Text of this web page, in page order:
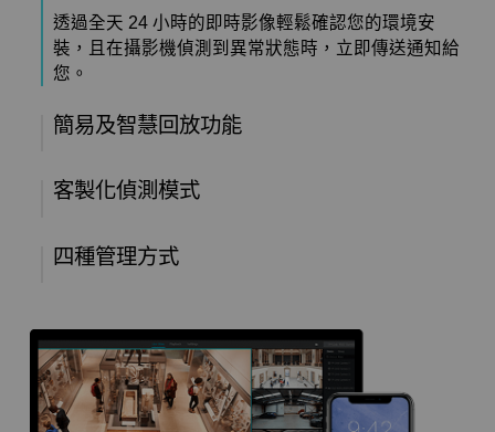
透過全天 24 小時的即時影像輕鬆確認您的環境安
裝，且在攝影機偵測到異常狀態時，立即傳送通知給
您。
簡易及智慧回放功能
客製化偵測模式
四種管理方式